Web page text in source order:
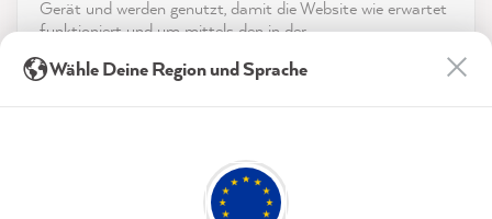
Gerät und werden genutzt, damit die Website wie erwartet
funktioniert und um mittels den in der
der Webseite für deren Optimierung zu analysieren sowie
(jederzeit widerruflich) diesen Datenverarbeitungen
Verifizierter Kunde
Schnell und unkompliziert. KREATV SEIN
Teilen
Wähle Deine Region und Sprache